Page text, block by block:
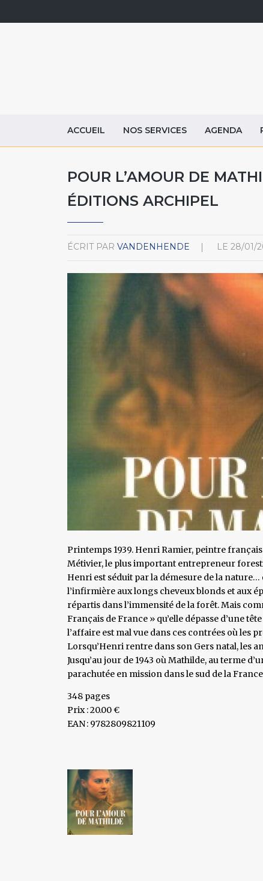
ACCUEIL NOS SERVICES AGENDA
POUR L’AMOUR DE
ÉDITIONS ARCHIPEL
ÉCRIT PAR VANDENHENDE LE 28/01/
Printemps 1939. Henri Ramier, peintre
Métivier, le plus important entrepreneur
Henri est séduit par la démesure de la
l’infirmière aux longs cheveux blonds et aux
répartis dans l’immensité de la forêt. Mais
Français de France » qu’elle dépasse d’une
l’affaire est mal vue dans ces contrées où les
Lorsqu’Henri rentre dans son Gers natal, les
Jusqu’au jour de 1943 où Mathilde, au terme
parachutée en mission dans le sud de la
348 pages
Prix : 20.00 €
EAN : 9782809821109